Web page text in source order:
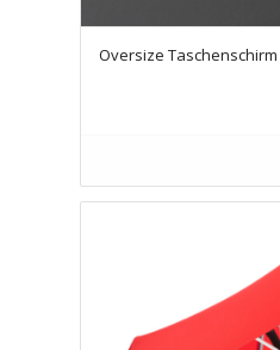
Oversize Taschenschirm